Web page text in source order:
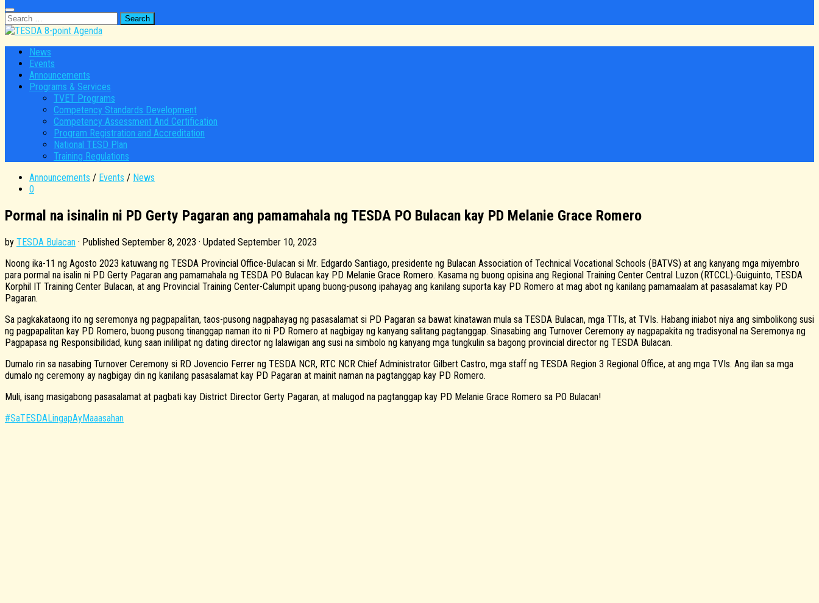
Search
for:
News
Events
Announcements
Programs & Services
TVET Programs
Competency Standards Development
Competency Assessment And Certification
Program Registration and Accreditation
National TESD Plan
Training Regulations
Announcements / Events / News
0
Pormal na isinalin ni PD Gerty Pagaran ang pamamahala ng TESDA PO Bulacan kay PD Melanie Grace Romero
by TESDA Bulacan · Published September 8, 2023 · Updated September 10, 2023
Noong ika-11 ng Agosto 2023 katuwang ng TESDA Provincial Office-Bulacan si Mr. Edgardo Santiago, presidente ng Bulacan Association of Technical Vocational Schools (BATVS) at ang kanyang mga miyembro
para pormal na isalin ni PD Gerty Pagaran ang pamamahala ng TESDA PO Bulacan kay PD Melanie Grace Romero. Kasama ng buong opisina ang Regional Training Center Central Luzon (RTCCL)-Guiguinto, TESDA
Korphil IT Training Center Bulacan, at ang Provincial Training Center-Calumpit upang buong-pusong ipahayag ang kanilang suporta kay PD Romero at mag abot ng kanilang pamamaalam at pasasalamat kay PD
Pagaran.
Sa pagkakataong ito ng seremonya ng pagpapalitan, taos-pusong nagpahayag ng pasasalamat si PD Pagaran sa bawat kinatawan mula sa TESDA Bulacan, mga TTIs, at TVIs. Habang iniabot niya ang simbolikong susi
ng pagpapalitan kay PD Romero, buong pusong tinanggap naman ito ni PD Romero at nagbigay ng kanyang salitang pagtanggap. Sinasabing ang Turnover Ceremony ay nagpapakita ng tradisyonal na Seremonya ng
Pagpapasa ng Responsibilidad, kung saan inililipat ng dating director ng lalawigan ang susi na simbolo ng kanyang mga tungkulin sa bagong provincial director ng TESDA Bulacan.
Dumalo rin sa nasabing Turnover Ceremony si RD Jovencio Ferrer ng TESDA NCR, RTC NCR Chief Administrator Gilbert Castro, mga staff ng TESDA Region 3 Regional Office, at ang mga TVIs. Ang ilan sa mga
dumalo ng ceremony ay nagbigay din ng kanilang pasasalamat kay PD Pagaran at mainit naman na pagtanggap kay PD Romero.
Muli, isang masigabong pasasalamat at pagbati kay District Director Gerty Pagaran, at malugod na pagtanggap kay PD Melanie Grace Romero sa PO Bulacan!
#SaTESDALingapAyMaaasahan